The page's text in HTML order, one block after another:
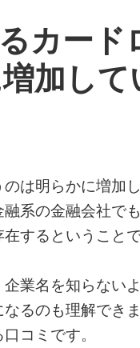
カード
加して
は明らかに増加
系の金融会社で
するということ
業名を知らない
るのも理解でき
コミです。